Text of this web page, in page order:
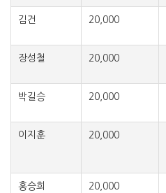
김건 20,000
장성철 20,000
박길승 20,000
이지훈 20,000
홍승희 20,000